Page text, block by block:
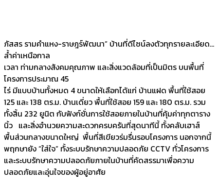
ภัสสร รามคำแหง-ราษฎร์พัฒนา” บ้านที่ดีไซน์ลงตัวทุกรายละเอียด…
ล้ำค่าเหนือกาล
เวลา ท่ามกลางสังคมคุณภาพ และสิ่งแวดล้อมที่เป็นมิตร บนพื้นที่
โครงการประมาณ 45
ไร่ มีแบบบ้านทั้งหมด 4 ขนาดให้เลือกได้แก่ บ้านแฝด พื้นที่ใช้สอย
125 และ 138 ตร.ม. บ้านเดี่ยว พื้นที่ใช้สอย 159 และ 180 ตร.ม. รวม
ทั้งสิ้น 232 ยูนิต กับฟังก์ชั่นการใช้สอยภายในบ้านที่คุ้มค่าทุกตาราง
นิ้ว และสิ่งอำนวยความสะดวกครบครันที่สุดนาทีนี้ ทั้งคลับเฮาส์
พื้นส่วนกลางขนาดใหญ่ พื้นที่สีเขียวร่มรื่นรอบโครงการ นอกจากนี้
พฤกษายัง “ใส่ใจ” ทั้งระบบรักษาความปลอดภัย CCTV ทั่วโครงการ
และระบบรักษาความปลอดภัยภายในบ้านที่คัดสรรมาเพื่อความ
ปลอดภัยและอุ่นใจของผู้อยู่อาศัย